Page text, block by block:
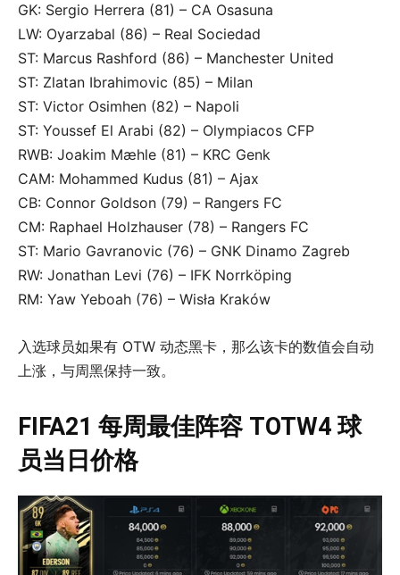
GK: Sergio Herrera (81) – CA Osasuna
LW: Oyarzabal (86) – Real Sociedad
ST: Marcus Rashford (86) – Manchester United
ST: Zlatan Ibrahimovic (85) – Milan
ST: Victor Osimhen (82) – Napoli
ST: Youssef El Arabi (82) – Olympiacos CFP
RWB: Joakim Mæhle (81) – KRC Genk
CAM: Mohammed Kudus (81) – Ajax
CB: Connor Goldson (79) – Rangers FC
CM: Raphael Holzhauser (78) – Rangers FC
ST: Mario Gavranovic (76) – GNK Dinamo Zagreb
RW: Jonathan Levi (76) – IFK Norrköping
RM: Yaw Yeboah (76) – Wisła Kraków
入选球员如果有 OTW 动态黑卡，那么该卡的数值会自动
上涨，与周黑保持一致。
FIFA21 每周最佳阵容 TOTW4 球
员当日价格